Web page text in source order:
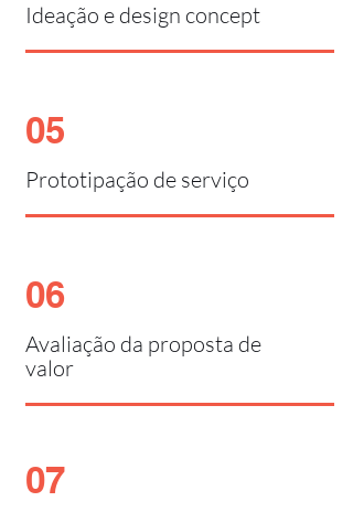
Ideação e design concept
05
Prototipação de serviço
06
Avaliação da proposta de
valor
07